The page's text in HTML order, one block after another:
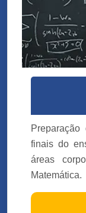
finais do
áreas
Matemática.